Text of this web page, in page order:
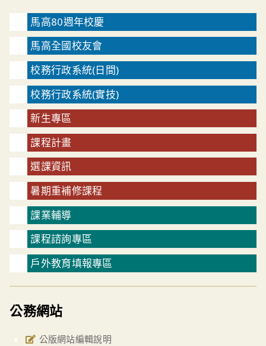
馬高80週年校慶
馬高全國校友會
校務行政系統(日間)
校務行政系統(實技)
新生專區
課程計畫
選課資訊
暑期重補修課程
課業輔導
課程諮詢專區
戶外教育填報專區
公務網站
公版網站編輯說明